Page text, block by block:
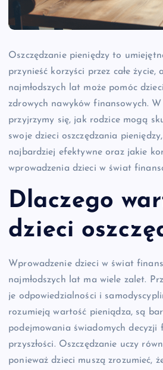
Oszczędzanie pieniędzy to
przynieść korzyści przez całe
najmłodszych lat może pomóc
zdrowych nawyków finansowych.
przyjrzymy się, jak rodzice mogą
swoje dzieci oszczędzania
najbardziej efektywne oraz jakie
wprowadzenia dzieci w świat
Dlaczego
dzieci
Wprowadzenie dzieci w świat
najmłodszych lat ma wiele zalet.
je odpowiedzialności i
rozumieją wartość pieniądza, są
podejmowania świadomych decyzji
przyszłości. Oszczędzanie uczy
ponieważ dzieci muszą zrozumieć,